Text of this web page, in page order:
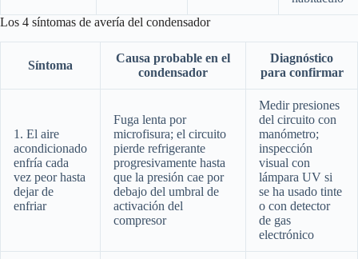
Los 4 síntomas de avería del condensador
Síntoma
Causa probable en el
condensador
Diagnóstico
para confirmar
1. El aire
acondicionado
enfría cada
vez peor hasta
dejar de
enfriar
Fuga lenta por
microfisura; el circuito
pierde refrigerante
progresivamente hasta
que la presión cae por
debajo del umbral de
activación del
compresor
Medir presiones
del circuito con
manómetro;
inspección
visual con
lámpara UV si
se ha usado tinte
o con detector
de gas
electrónico